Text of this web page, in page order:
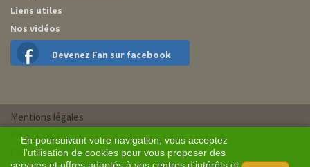
Liens utiles
Nos vidéos
Devenez Fan sur facebook
En poursuivant votre navigation, vous acceptez
l'utilisation de cookies pour vous proposer des
Mentions légales
Plan du site
Conditions générales de vente